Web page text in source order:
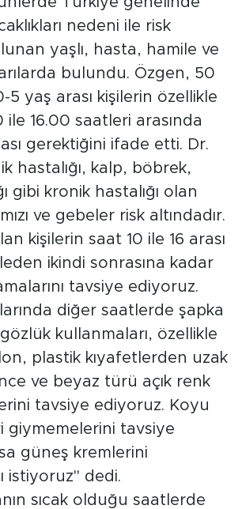
nedeni ile risk
yaşlı, hasta, hamile ve
bulundu. Özgen, 50
5 yaş arası kişilerin özellikle
16.00 saatleri arasında
gerektiğini ifade etti. Dr.
hastalığı, kalp, böbrek,
gibi kronik hastalığı olan
ve gebeler risk altındadır.
kişilerin saat 10 ile 16 arası
ikindi sonrasına kadar
tavsiye ediyoruz.
diğer saatlerde şapka
kullanmaları, özellikle
plastik kıyafetlerden uzak
ve beyaz türü açık renk
tavsiye ediyoruz. Koyu
giymemelerini tavsiye
güneş kremlerini
istiyoruz'' dedi.
sıcak olduğu saatlerde